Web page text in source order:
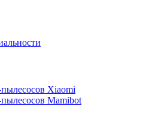
Xiaomi
Mamibot